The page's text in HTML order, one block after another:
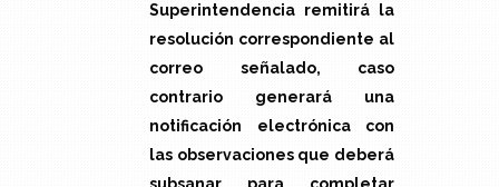
Superintendencia remitirá la
resolución correspondiente al
correo señalado, caso
contrario generará una
notificación electrónica con
las observaciones que deberá